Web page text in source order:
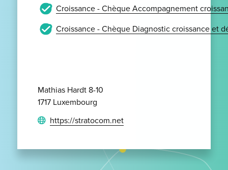
Croissance - Chèque Accompagnement
Croissance - Chèque Diagnostic croissance et
Mathias Hardt 8-10
1717 Luxembourg
https://stratocom.net